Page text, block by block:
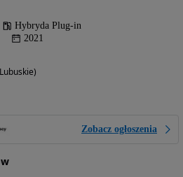
Hybryda Plug-in
2021
Zobacz ogłoszenia